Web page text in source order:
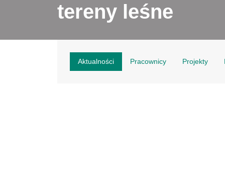
tereny leśne
Aktualności Pracownicy Projekty